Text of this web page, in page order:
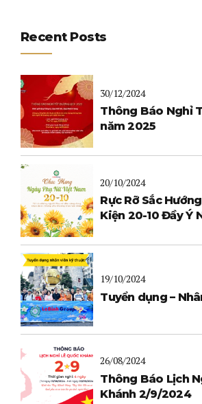
Recent Posts
30/12/2024
Thông Báo Nghỉ
năm 2025
20/10/2024
Rực Rỡ Sắc
Kiện 20-10 Đầy Ý
19/10/2024
Tuyển dụng –
26/08/2024
Thông Báo Lịch
Khánh 2/9/2024